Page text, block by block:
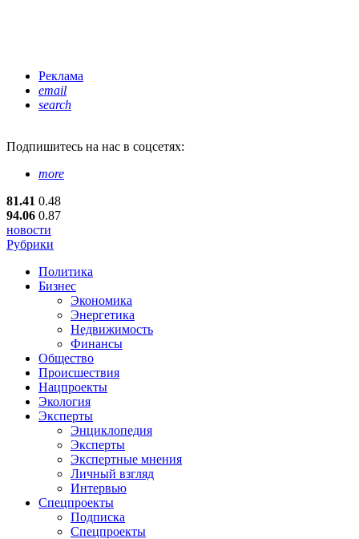
Реклама
email
search
Подпишитесь на нас в соцсетях:
more
81.41 0.48
94.06 0.87
новости
Рубрики
Политика
Бизнес
Экономика
Энергетика
Недвижимость
Финансы
Общество
Происшествия
Нацпроекты
Экология
Эксперты
Энциклопедия
Эксперты
Экспертные мнения
Личный взгляд
Интервью
Спецпроекты
Подписка
Спецпроекты